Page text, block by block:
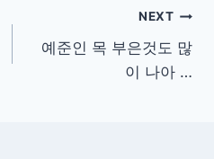
NEXT
예준인 목 부은것도 많
이 나아 …